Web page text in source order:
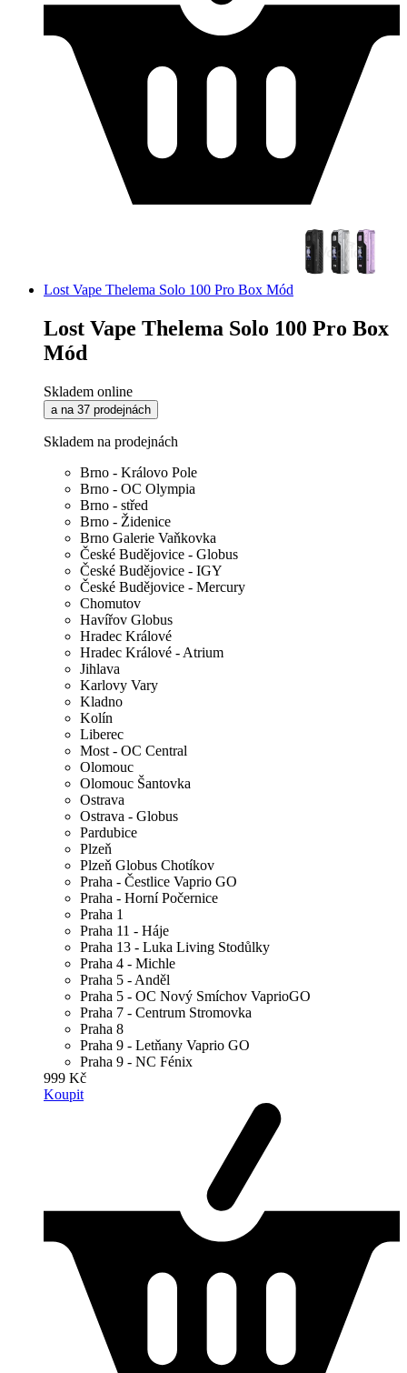
Lost Vape Thelema Solo 100 Pro Box Mód
Lost Vape Thelema Solo 100 Pro Box
Mód
Skladem online
a na 37 prodejnách
Skladem na prodejnách
Brno - Královo Pole
Brno - OC Olympia
Brno - střed
Brno - Židenice
Brno Galerie Vaňkovka
České Budějovice - Globus
České Budějovice - IGY
České Budějovice - Mercury
Chomutov
Havířov Globus
Hradec Králové
Hradec Králové - Atrium
Jihlava
Karlovy Vary
Kladno
Kolín
Liberec
Most - OC Central
Olomouc
Olomouc Šantovka
Ostrava
Ostrava - Globus
Pardubice
Plzeň
Plzeň Globus Chotíkov
Praha - Čestlice Vaprio GO
Praha - Horní Počernice
Praha 1
Praha 11 - Háje
Praha 13 - Luka Living Stodůlky
Praha 4 - Michle
Praha 5 - Anděl
Praha 5 - OC Nový Smíchov VaprioGO
Praha 7 - Centrum Stromovka
Praha 8
Praha 9 - Letňany Vaprio GO
Praha 9 - NC Fénix
999 Kč
Koupit